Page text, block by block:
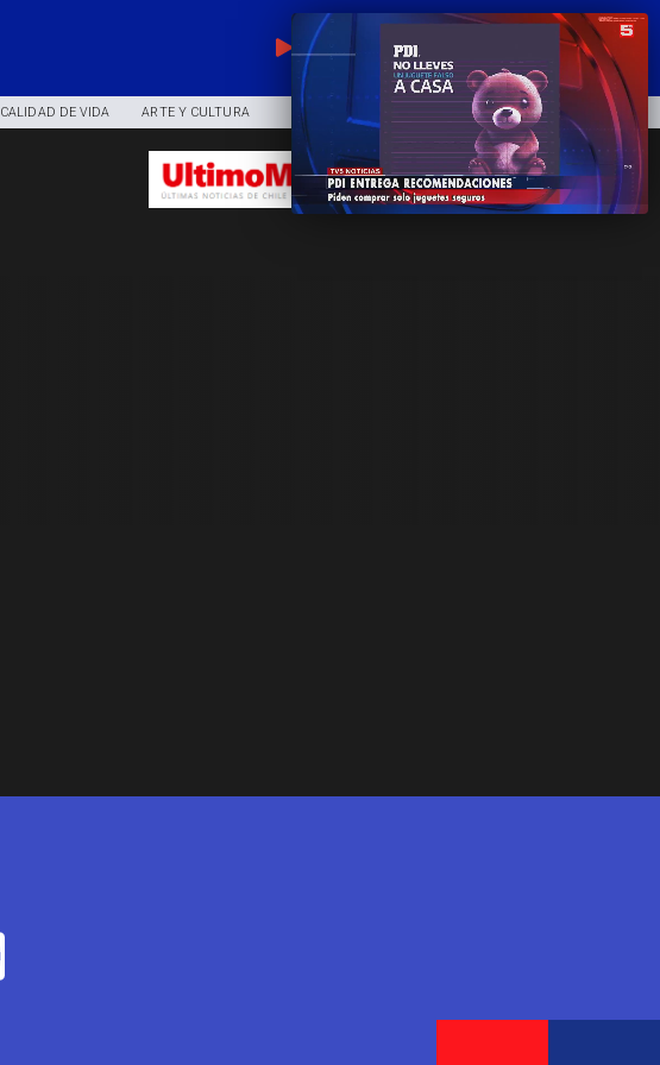
EN VIVO
CALIDAD DE VIDA ARTE Y CULTURA COMUNIDAD DEPORTES